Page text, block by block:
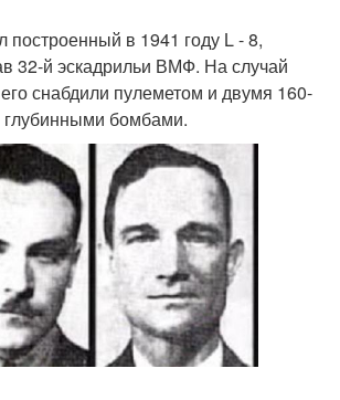
построенный в 1941 году L - 8,
32-й эскадрильи ВМФ. На случай
снабдили пулеметом и двумя 160-
бомбами.